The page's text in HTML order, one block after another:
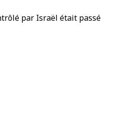
par Israël était passé